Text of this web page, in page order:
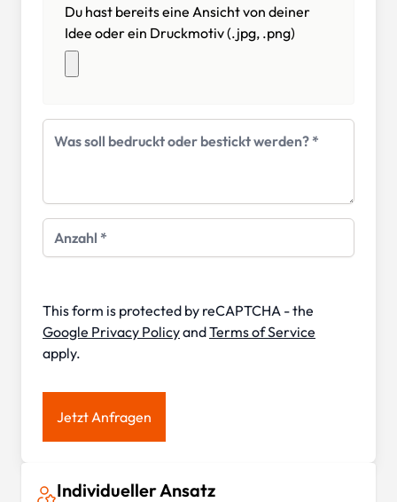
Individueller Ansatz
Du hast bereits eine Ansicht von deiner
Idee oder ein Druckmotiv (.jpg, .png)
This form is protected by reCAPTCHA - the
Google Privacy PolicyandTerms of Service
apply.
Jetzt Anfragen